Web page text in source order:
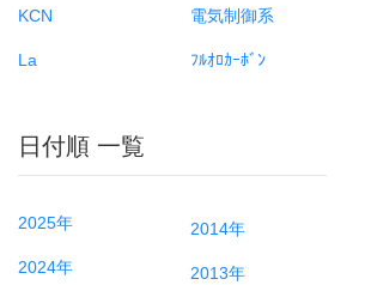
KCN
La
電気制御系
ﾌﾙｵﾛｶｰﾎﾞﾝ
日付順 一覧
2025年
2024年
2014年
2013年